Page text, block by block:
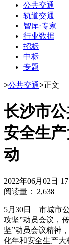
公共交通
轨道交通
智库·专家
行业数据
招标
中标
专题
>公共交通>正文
长沙市
安全生
动
2022年06月02日
阅读量： 2,638
5月30日，市城市
攻坚”动员会议，
坚”动员会议精神
化年和安全生产大